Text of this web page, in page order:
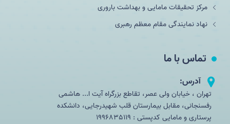
مرکز تحقیقات مامایی و بهداشت باروری
نهاد نمایندگی مقام معظم رهبری
تماس با ما
آدرس:
تهران ، خیابان ولی عصر، تقاطع بزرگراه آیت ا... هاشمی
رفسنجانی، مقابل بیمارستان قلب شهیدرجایی، دانشکده
پرستاری و مامایی کدپستی : 1996835119